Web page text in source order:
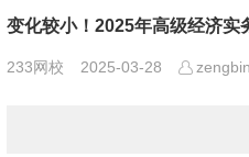
变化较小！2025年高级经济实
233网校 2025-03-28 zengbin